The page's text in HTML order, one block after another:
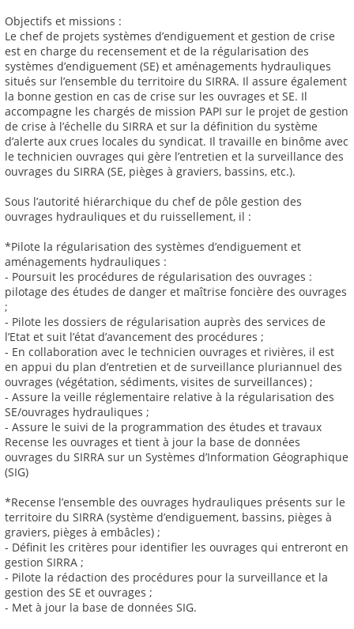
Objectifs et missions :
Le chef de projets systèmes d’endiguement et gestion de crise
est en charge du recensement et de la régularisation des
systèmes d’endiguement (SE) et aménagements hydrauliques
situés sur l’ensemble du territoire du SIRRA. Il assure également
la bonne gestion en cas de crise sur les ouvrages et SE. Il
accompagne les chargés de mission PAPI sur le projet de gestion
de crise à l’échelle du SIRRA et sur la définition du système
d’alerte aux crues locales du syndicat. Il travaille en binôme avec
le technicien ouvrages qui gère l’entretien et la surveillance des
ouvrages du SIRRA (SE, pièges à graviers, bassins, etc.).
Sous l’autorité hiérarchique du chef de pôle gestion des
ouvrages hydrauliques et du ruissellement, il :
*Pilote la régularisation des systèmes d’endiguement et
aménagements hydrauliques :
- Poursuit les procédures de régularisation des ouvrages :
pilotage des études de danger et maîtrise foncière des ouvrages
;
- Pilote les dossiers de régularisation auprès des services de
l’Etat et suit l’état d’avancement des procédures ;
- En collaboration avec le technicien ouvrages et rivières, il est
en appui du plan d’entretien et de surveillance pluriannuel des
ouvrages (végétation, sédiments, visites de surveillances) ;
- Assure la veille réglementaire relative à la régularisation des
SE/ouvrages hydrauliques ;
- Assure le suivi de la programmation des études et travaux
Recense les ouvrages et tient à jour la base de données
ouvrages du SIRRA sur un Systèmes d’Information Géographique
(SIG)
*Recense l’ensemble des ouvrages hydrauliques présents sur le
territoire du SIRRA (système d’endiguement, bassins, pièges à
graviers, pièges à embâcles) ;
- Définit les critères pour identifier les ouvrages qui entreront en
gestion SIRRA ;
- Pilote la rédaction des procédures pour la surveillance et la
gestion des SE et ouvrages ;
- Met à jour la base de données SIG.